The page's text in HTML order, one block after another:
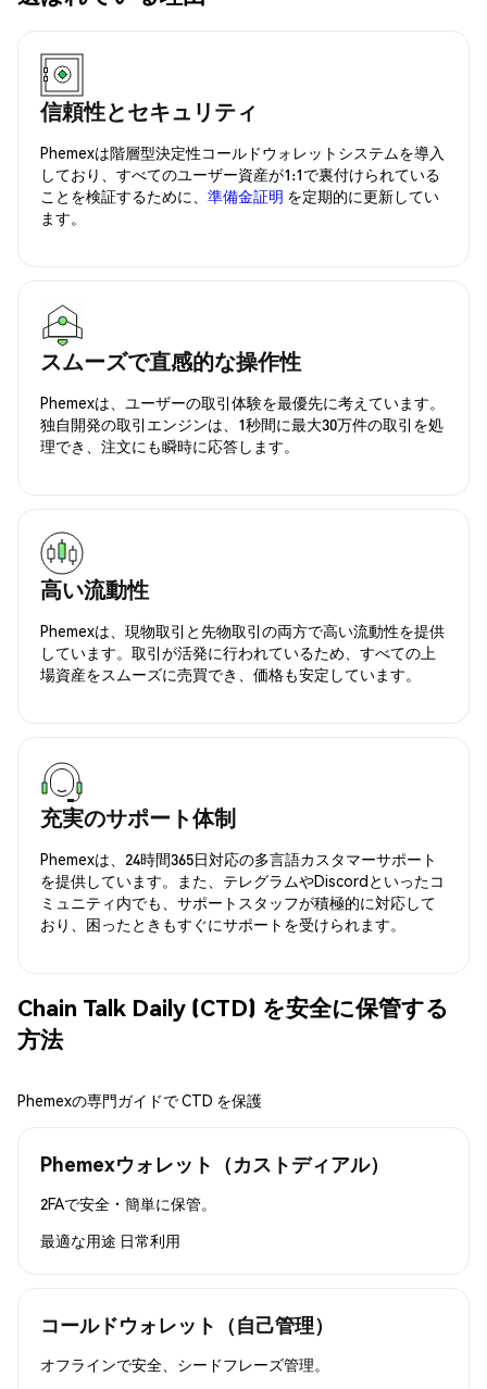
信頼性とセキュリティ
Phemexは階層型決定性コールドウォレットシステムを導入
しており、すべてのユーザー資産が1:1で裏付けられている
ことを検証するために、 準備金証明 を定期的に更新してい
ます。
スムーズで直感的な操作性
Phemexは、ユーザーの取引体験を最優先に考えています。
独自開発の取引エンジンは、1秒間に最大30万件の取引を処
理でき、注文にも瞬時に応答します。
高い流動性
Phemexは、現物取引と先物取引の両方で高い流動性を提供
しています。取引が活発に行われているため、すべての上
場資産をスムーズに売買でき、価格も安定しています。
充実のサポート体制
Phemexは、24時間365日対応の多言語カスタマーサポート
を提供しています。また、テレグラムやDiscordといったコ
ミュニティ内でも、サポートスタッフが積極的に対応して
おり、困ったときもすぐにサポートを受けられます。
Chain Talk Daily (CTD) を安全に保管する
方法
Phemexの専門ガイドで CTD を保護
Phemexウォレット（カストディアル）
2FAで安全・簡単に保管。
最適な用途 日常利用
コールドウォレット（自己管理）
オフラインで安全、シードフレーズ管理。